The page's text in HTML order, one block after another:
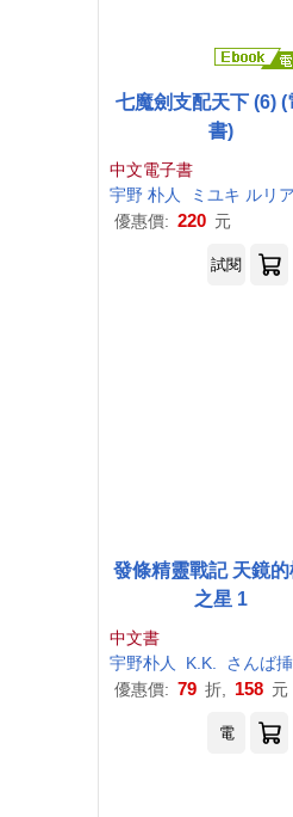
七魔劍支配天下 (6) (
書)
中文電子書
宇野 朴人
ミユキ ルリア
優惠價: 220 元
試閱
發條精靈戰記 天鏡
之星 1
中文書
宇野朴人 K.K.
さんば挿
優惠價: 79 折, 158 元
電